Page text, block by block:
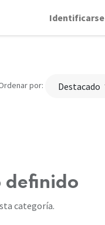
Identificarse
por: Destacado
definido
categoría.